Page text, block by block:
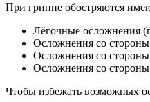
При гриппе обостряются
Лёгочные осложнения
Осложнения со
Осложнения со стороны
Осложнения со
Чтобы избежать возможных